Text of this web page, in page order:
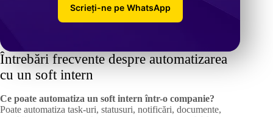
Scrieți-ne pe WhatsApp
Întrebări frecvente despre automatizarea
cu un soft intern
Ce poate automatiza un soft intern într-o companie?
Poate automatiza task-uri, statusuri, notificări, documente,